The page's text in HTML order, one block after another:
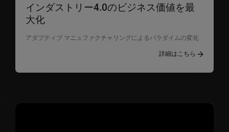
インダストリー4.0のビジネス価値を最
大化
アダプティブ マニュファクチャリングによるパラダイムの変化
詳細はこちら